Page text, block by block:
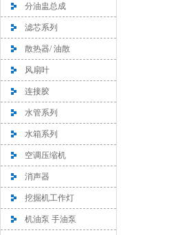
分油盅总成
滤芯系列
散热器/ 油散
风扇叶
连接胶
水管系列
水箱系列
空调压缩机
消声器
挖掘机工作灯
机油泵 手油泵